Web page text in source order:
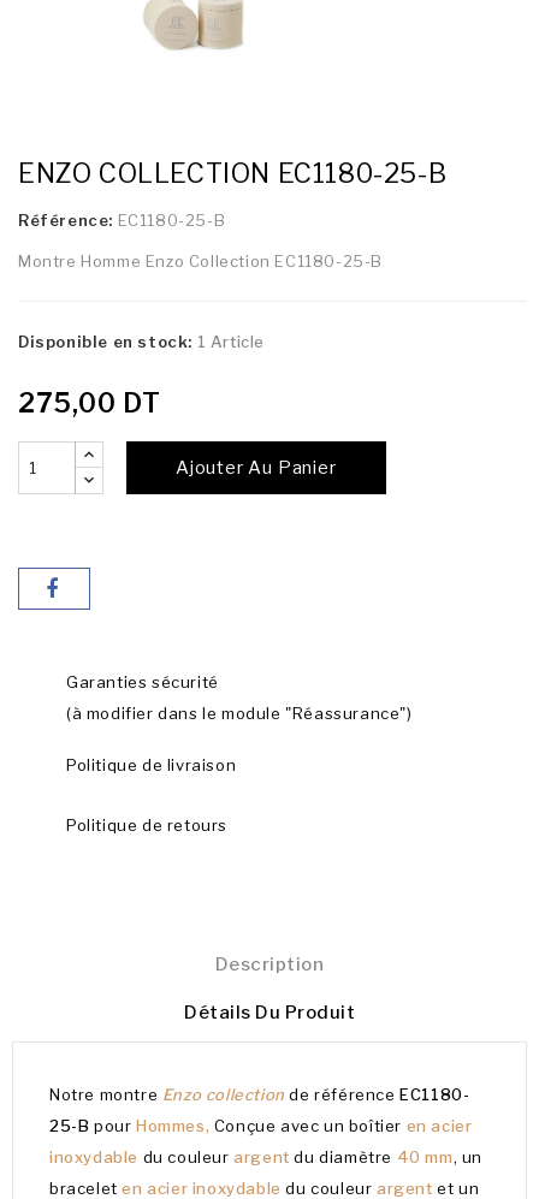
ENZO COLLECTION EC1180-25-B
Référence: EC1180-25-B
Montre Homme Enzo Collection EC1180-25-B
Disponible en stock: 1 Article
275,00 DT
Ajouter Au Panier
Garanties sécurité
(à modifier dans le module "Réassurance")
Politique de livraison
Politique de retours
Description
Détails Du Produit
Notre montre Enzo collection de référenceEC1180-
25-B pourHommes, Conçue avec un boîtier en acier
inoxydable du couleurargentdu diamètre 40 mm, un
braceleten acier inoxydabledu couleurargentet un